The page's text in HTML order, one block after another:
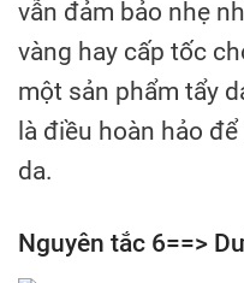
vẫn đảm bảo nhẹ
vàng hay cấp tốc
một sản phẩm tẩy
là điều hoàn hảo
da.
Nguyên tắc 6==>